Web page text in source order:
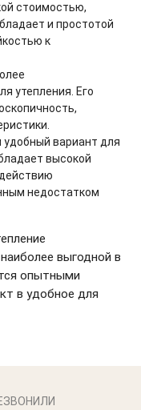
стоимостью,
и простотой
к
утепления. Его
вариант для
высокой
недостатком
выгодной в
опытными
в удобное для